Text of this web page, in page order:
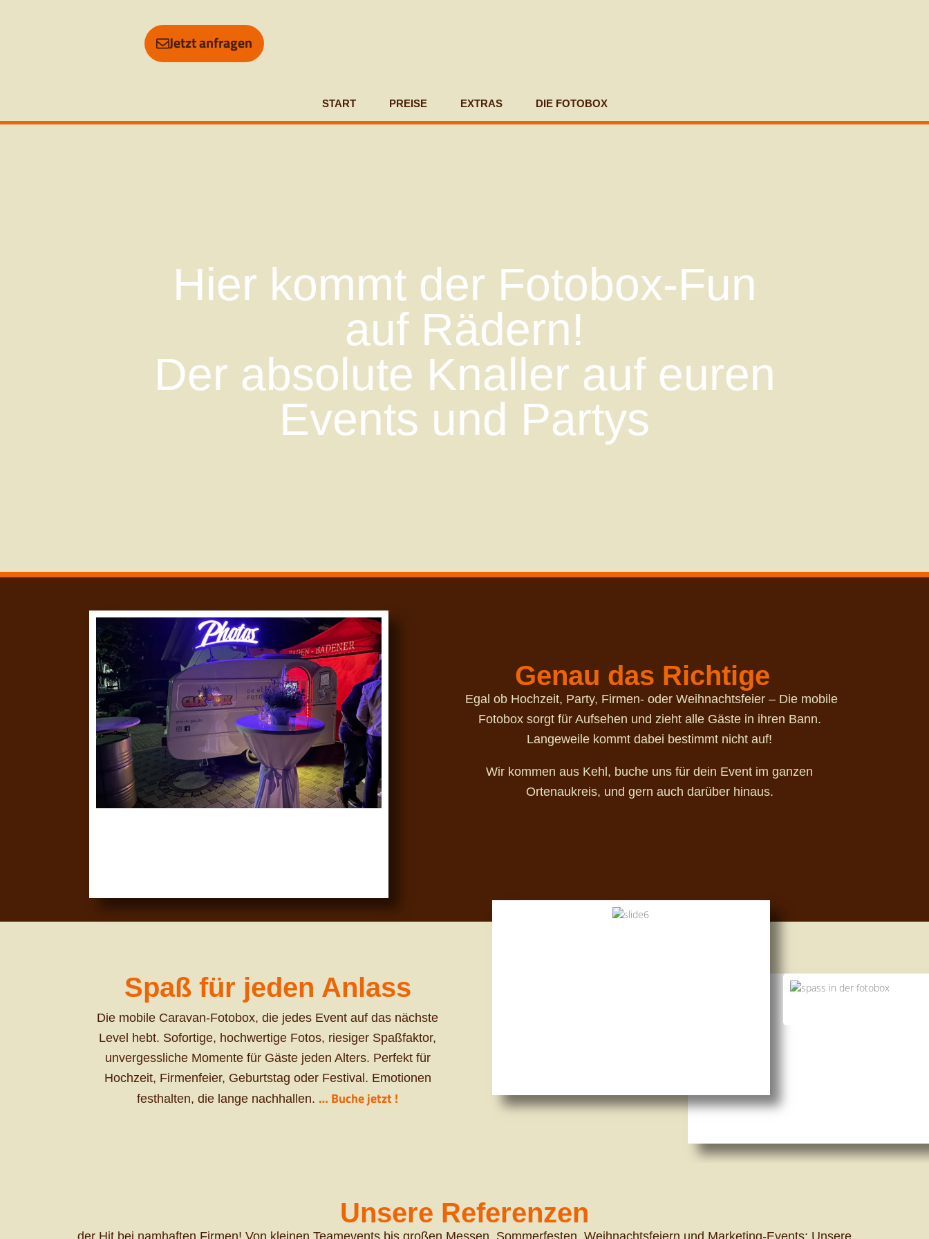
Jetzt anfragen
START PREISE EXTRAS DIE FOTOBOX
Hier kommt der Fotobox-Fun
auf Rädern!
Der absolute Knaller auf euren
Events und Partys
Genau das Richtige
Egal ob Hochzeit, Party, Firmen- oder Weihnachtsfeier – Die mobile
Fotobox sorgt für Aufsehen und zieht alle Gäste in ihren Bann.
Langeweile kommt dabei bestimmt nicht auf!
Wir kommen aus Kehl, buche uns für dein Event im ganzen
Ortenaukreis, und gern auch darüber hinaus.
Spaß für jeden Anlass
Die mobile Caravan-Fotobox, die jedes Event auf das nächste
Level hebt. Sofortige, hochwertige Fotos, riesiger Spaßfaktor,
unvergessliche Momente für Gäste jeden Alters. Perfekt für
Hochzeit, Firmenfeier, Geburtstag oder Festival. Emotionen
festhalten, die lange nachhallen. … Buche jetzt !
Unsere Referenzen
der Hit bei namhaften Firmen! Von kleinen Teamevents bis großen Messen, Sommerfesten, Weihnachtsfeiern und Marketing-Events: Unsere